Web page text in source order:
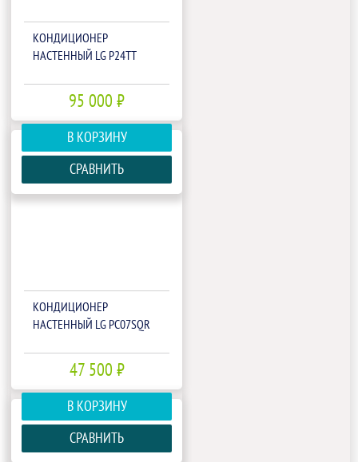
КОНДИЦИОНЕР
НАСТЕННЫЙ LG P24TT
95 000 ₽
В КОРЗИНУ
СРАВНИТЬ
КОНДИЦИОНЕР
НАСТЕННЫЙ LG PC07SQR
47 500 ₽
В КОРЗИНУ
СРАВНИТЬ